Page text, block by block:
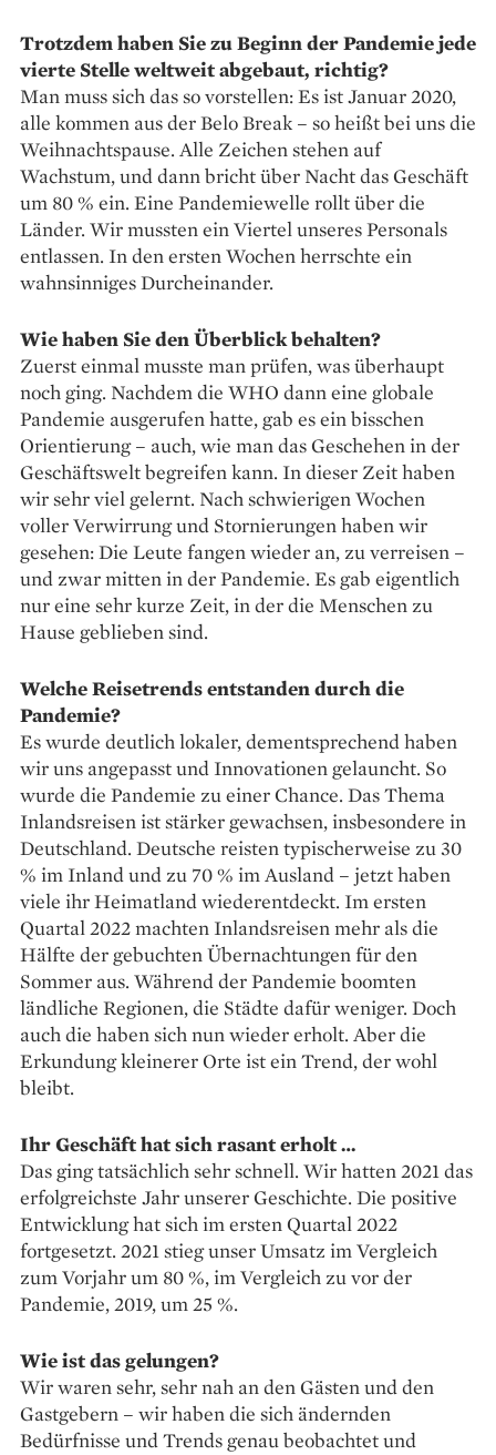
Trotzdem haben Sie zu Beginn der Pandemie jede
vierte Stelle weltweit abgebaut, richtig?
Man muss sich das so vorstellen: Es ist Januar 2020,
alle kommen aus der Belo Break – so heißt bei uns die
Weihnachtspause. Alle Zeichen stehen auf
Wachstum, und dann bricht über Nacht das Geschäft
um 80 % ein. Eine Pandemiewelle rollt über die
Länder. Wir mussten ein Viertel unseres Personals
entlassen. In den ersten Wochen herrschte ein
wahnsinniges Durcheinander.
Wie haben Sie den Überblick behalten?
Zuerst einmal musste man prüfen, was überhaupt
noch ging. Nachdem die WHO dann eine globale
Pan­demie ausgerufen hatte, gab es ein bisschen
Orientierung – auch, wie man das Geschehen in der
Geschäftswelt begreifen kann. In dieser Zeit haben
wir sehr viel gelernt. Nach schwierigen Wochen
voller Verwirrung und Stornierungen haben wir
gesehen: Die Leute fangen wieder an, zu verreisen –
und zwar mitten in der Pandemie. Es gab eigentlich
nur eine sehr kurze Zeit, in der die Menschen zu
Hause ge­blieben sind.
Welche Reisetrends entstanden durch die
Pandemie?
Es wurde deutlich lokaler, dem­entsprechend haben
wir uns an­gepasst und Innovationen gelauncht. So
wurde die Pandemie zu einer Chance. Das Thema
Inlandsreisen ist stärker gewachsen, insbesondere in
Deutschland. Deutsche reisten typischerweise zu 30
% im Inland und zu 70 % im Ausland – jetzt haben
viele ihr Heimatland wieder­entdeckt. Im ersten
Quartal 2022 machten Inlandsreisen mehr als die
Hälfte der gebuchten Übernachtungen für den
Sommer aus. Während der Pandemie boomten
ländliche Regionen, die Städte dafür weniger. Doch
auch die haben sich nun wieder erholt. Aber die
Erkundung kleinerer Orte ist ein Trend, der wohl
bleibt.
Ihr Geschäft hat sich rasant erholt …
Das ging tatsächlich sehr schnell. Wir hatten 2021 das
erfolgreichste Jahr unserer Geschichte. Die positive
Entwicklung hat sich im ersten Quartal 2022
fortgesetzt. 2021 stieg unser Umsatz im Vergleich
zum Vorjahr um 80 %, im Vergleich zu vor der
Pandemie, 2019, um 25 %.
Wie ist das gelungen?
Wir waren sehr, sehr nah an den Gästen und den
Gastgebern – wir haben die sich ändernden
Bedürfnisse und Trends genau beobachtet und